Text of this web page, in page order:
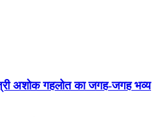
अशोक गहलोत का जगह-जगह भव्य